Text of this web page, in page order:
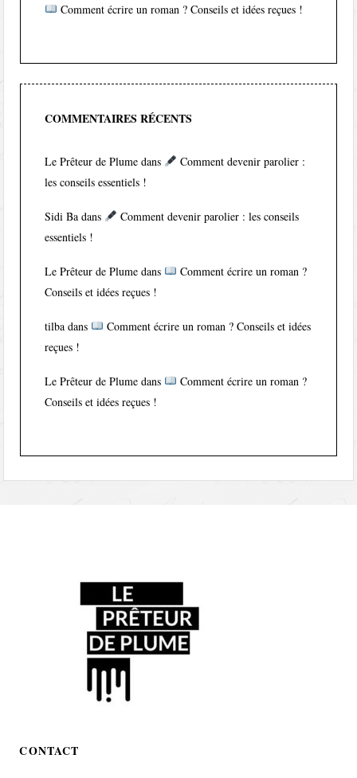
Comment écrire un roman ? Conseils et idées reçues !
COMMENTAIRES RÉCENTS
Le Prêteur de Plume dans
Comment devenir parolier :
les conseils essentiels !
Sidi Ba dans
Comment devenir parolier : les conseils
essentiels !
Le Prêteur de Plume dans
Comment écrire un roman ?
Conseils et idées reçues !
tilba dans
Comment écrire un roman ? Conseils et idées
reçues !
Le Prêteur de Plume dans
Comment écrire un roman ?
Conseils et idées reçues !
CONTACT